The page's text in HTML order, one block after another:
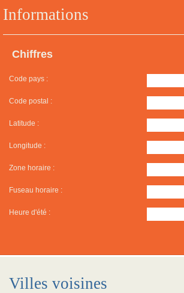
Informations
Chiffres
Code pays :
Code postal :
Latitude :
Longitude :
Zone horaire :
Fuseau horaire :
Heure d'été :
Villes voisines